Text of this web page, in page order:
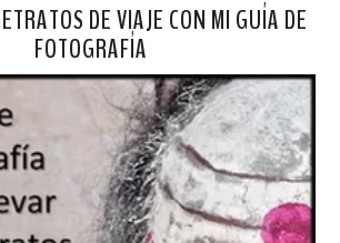
DE VIAJE CON MI GUÍA DE
FOTOGRAFÍA